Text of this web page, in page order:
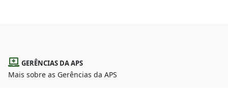
GERÊNCIAS DA APS
Mais sobre as Gerências da APS